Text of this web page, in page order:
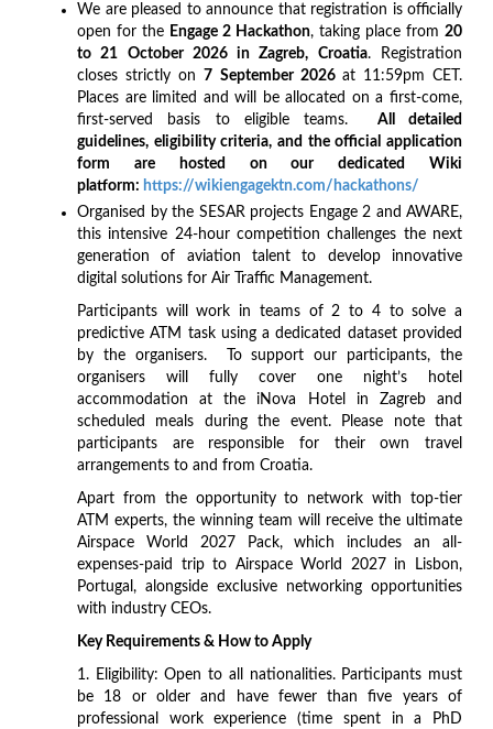
We are pleased to announce that registration is officially
open for the Engage 2 Hackathon, taking place from 20
to 21 October 2026 in Zagreb, Croatia. Registration
closes strictly on7 September 2026 at 11:59pm CET.
Places are limited and will be allocated on a first-come,
first-served basis to eligible teams. All detailed
guidelines, eligibility criteria, and the official application
form are hosted on our dedicated Wiki
platform: https://wikiengagektn.com/hackathons/
Organised by the SESAR projects Engage 2 and AWARE,
this intensive 24-hour competition challenges the next
generation of aviation talent to develop innovative
digital solutions for Air Traffic Management.
Participants will work in teams of 2 to 4 to solve a
predictive ATM task using a dedicated dataset provided
by the organisers. To support our participants, the
organisers will fully cover one night’s hotel
accommodation at the iNova Hotel in Zagreb and
scheduled meals during the event. Please note that
participants are responsible for their own travel
arrangements to and from Croatia.
Apart from the opportunity to network with top-tier
ATM experts, the winning team will receive the ultimate
Airspace World 2027 Pack, which includes an all-
expenses-paid trip to Airspace World 2027 in Lisbon,
Portugal, alongside exclusive networking opportunities
with industry CEOs.
Key Requirements & How to Apply
1. Eligibility: Open to all nationalities. Participants must
be 18 or older and have fewer than five years of
professional work experience (time spent in a PhD